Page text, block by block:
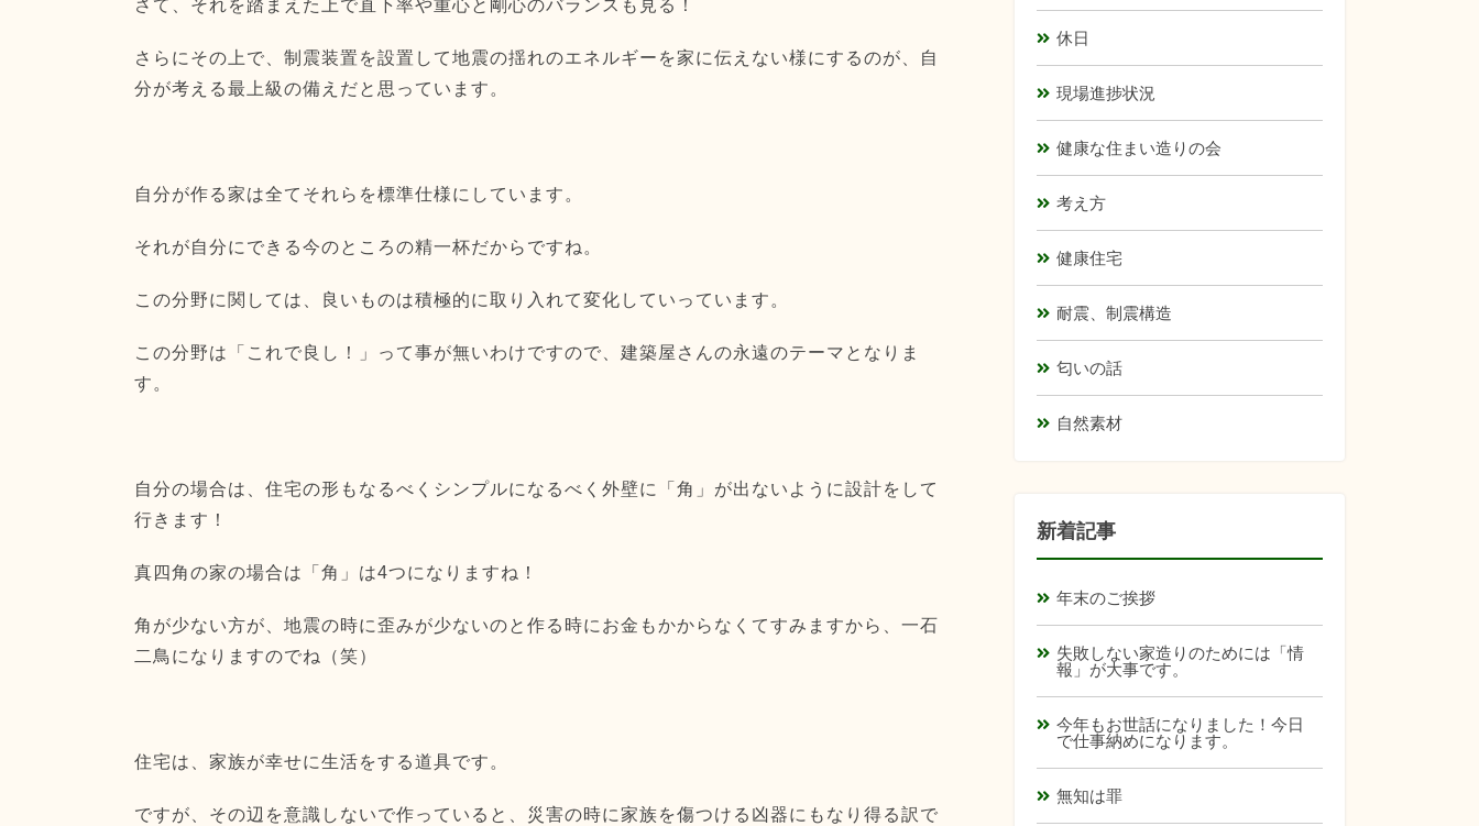
さて、それを踏まえた上で直下率や重心と剛心のバランスも見る！
さらにその上で、 制震装置を設置して地震の揺れのエネルギーを家に伝えない様にす るのが、自
分が考える最上級の備えだと思っています。
自分が作る家は全てそれらを標準仕様にしています。
それが自分にできる今のところの精一杯だからですね。
この分野に関しては、 良いものは積極的に取り入れて変化していっています。
この分野は「これで良し！」って事が無いわけですので、 建築屋さんの永遠のテーマとなりま
す。
自分の場合は、住宅の形もなるべくシンプルになるべく外壁に「 角」が出ないように設計をして
行きます！
真四角の家の場合は「角」は4つになりますね！
角が少ない方が、 地震の時に歪みが少ないのと作る時にお金もかからなくてすみますから、一石
二鳥になりますのでね（笑）
住宅は、家族が幸せに生活をする道具です。
ですが、その辺を意識しないで作っていると、 災害の時に家族を傷つける凶器にもなり得る訳で
休日
現場進捗状況
健康な住まい造りの会
考え方
健康住宅
耐震、制震構造
匂いの話
自然素材
新着記事
年末のご挨拶
失敗しない家造りのためには「情
報」が大事です。
今年もお世話になりました！今日
で仕事納めになります。
無知は罪